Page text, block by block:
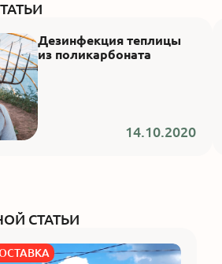
Дезинфекция теплицы
из поликарбоната
14.10.2020
СТАТЬИ